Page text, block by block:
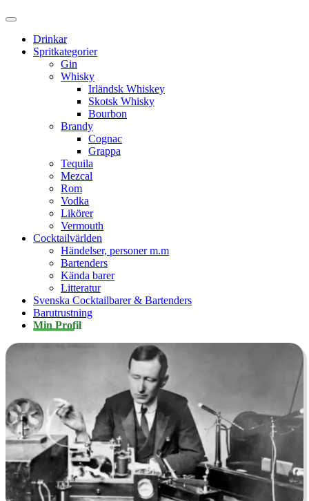
Drinkar
Spritkategorier
Gin
Whisky
Irländsk Whiskey
Skotsk Whisky
Bourbon
Brandy
Cognac
Grappa
Tequila
Mezcal
Rom
Vodka
Likörer
Vermouth
Cocktailvärlden
Händelser, personer m.m
Bartenders
Kända barer
Litteratur
Svenska Cocktailbarer & Bartenders
Barutrustning
Min Profil